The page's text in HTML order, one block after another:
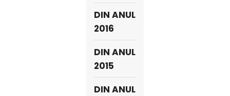
DIN ANUL
2016
DIN ANUL
2015
DIN ANUL